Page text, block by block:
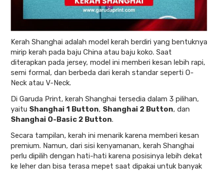
Kerah Shanghai adalah model kerah berdiri yang bentuknya
mirip kerah pada baju China atau baju koko. Saat
diterapkan pada jersey, model ini memberi kesan lebih rapi,
semi formal, dan berbeda dari kerah standar seperti O-
Neck atau V-Neck.
Di Garuda Print, kerah Shanghai tersedia dalam 3 pilihan,
yaitu Shanghai 1 Button, Shanghai 2 Button, dan
Shanghai O-Basic 2 Button.
Secara tampilan, kerah ini menarik karena memberi kesan
premium. Namun, dari sisi kenyamanan, kerah Shanghai
perlu dipilih dengan hati-hati karena posisinya lebih dekat
ke leher dan bisa terasa mepet saat dipakai untuk banyak